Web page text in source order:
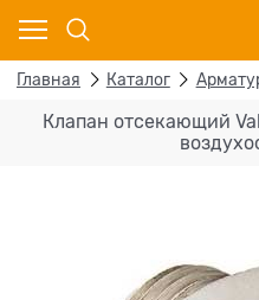
Главная Каталог
Клапан отсекающий